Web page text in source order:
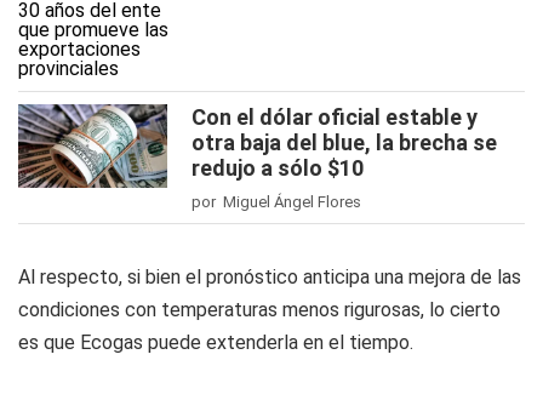
Con el dólar oficial estable y
otra baja del blue, la brecha se
redujo a sólo $10
por Miguel Ángel Flores
Al respecto, si bien el pronóstico anticipa una mejora de las
condiciones con temperaturas menos rigurosas, lo cierto
es que Ecogas puede extenderla en el tiempo.